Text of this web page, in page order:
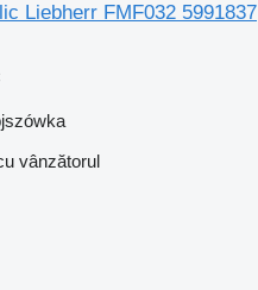
Liebherr FMF032 5991837
vânzătorul